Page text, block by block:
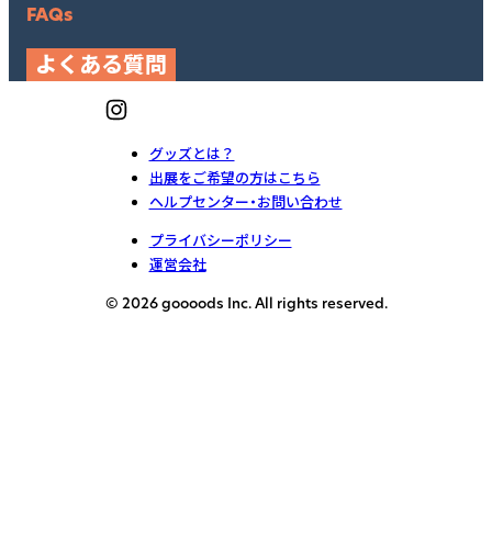
FAQs
よくある質問
グッズとは？
出展をご希望の方はこちら
ヘルプセンター・お問い合わせ
プライバシーポリシー
運営会社
© 2026 goooods Inc. All rights reserved.